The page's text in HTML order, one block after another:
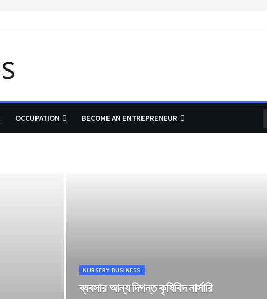
OCCUPATION BECOME AN ENTREPRENEUR
NURSERY BUSINESS
ব্যবসার আন্য দিগন্ত কৃষিবিদ নার্সারি